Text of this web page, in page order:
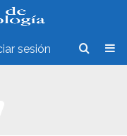
sesión